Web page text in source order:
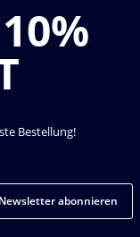
Bestellung!
Newsletter abonnieren